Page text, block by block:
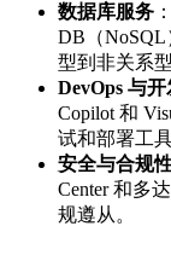
数据库服务
DB（NoSQL
型到非关系
DevOps 与
Copilot 和
试和部署工具
安全与合规
Center 和多
规遵从。